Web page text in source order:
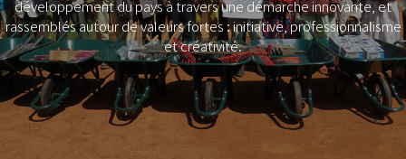
et
L’amélioration de l’accès aux services socio-
économiques de base
Réduction des impacts négatifs des routes
Promotion d’un comportement responsable des
et des dirigeants